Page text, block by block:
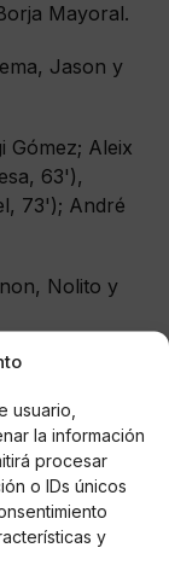
usuario,
la información
procesar
o IDs únicos
y
Mayoral.
Jason y
Gómez; Aleix
63'),
73'); André
Nolito y
12'); 1-2
59');
colegiado
(20')
(62') por